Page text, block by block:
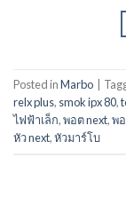
Posted inMarbo
relx plus, smok ipx 80,
ไฟฟ้าเล็ก,พอต next,พ
หัว next,หัวมาร์โบ